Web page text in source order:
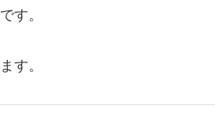
す。
す。